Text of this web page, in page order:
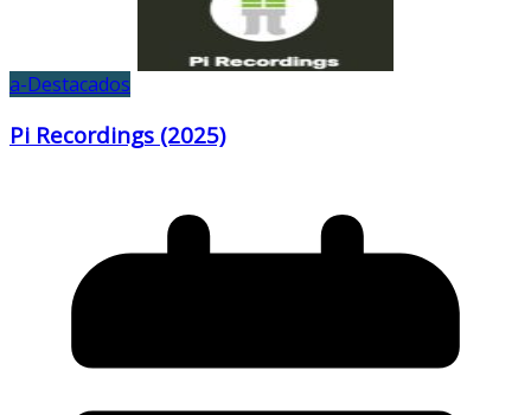
a-Destacados
Pi Recordings (2025)